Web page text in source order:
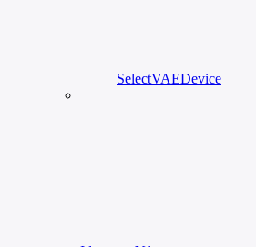
SelectVAEDevice